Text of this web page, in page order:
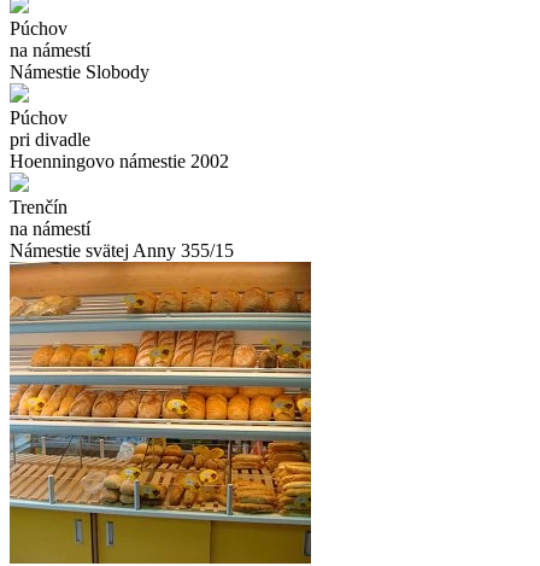
Púchov
na námestí
Námestie Slobody
Púchov
pri divadle
Hoenningovo námestie 2002
Trenčín
na námestí
Námestie svätej Anny 355/15